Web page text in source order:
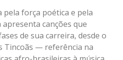
pela força poética e pela
canções que
de sua carreira, desde o
Tincoãs — referência na